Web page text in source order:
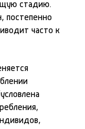
стадию.
постепенно
часто к